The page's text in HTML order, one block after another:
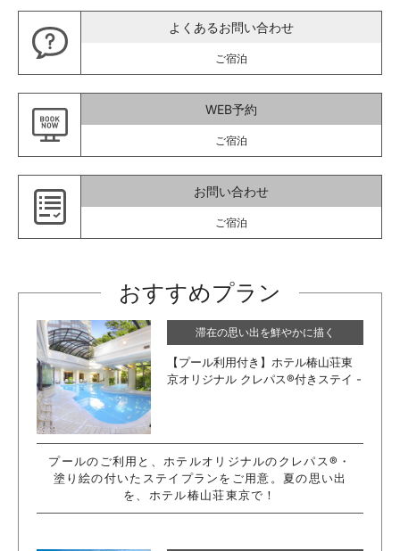
よくあるお問い合わせ
ご宿泊
WEB予約
ご宿泊
お問い合わせ
ご宿泊
おすすめプラン
滞在の思い出を鮮やかに描く
【プール利用付き】ホテル椿山荘東
京オリジナル クレパス®付きステイ -
プールのご利用と、ホテルオリジナルのクレパス®・
塗り絵の付いたステイプランをご用意。夏の思い出
を、ホテル椿山荘東京で！